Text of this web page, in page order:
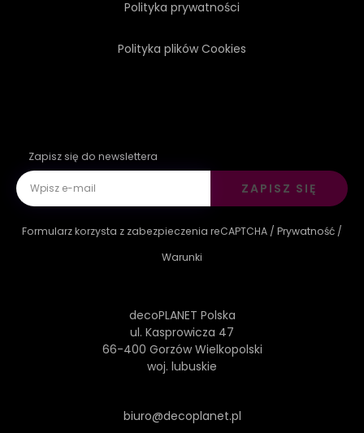
Polityka prywatności
Polityka plików Cookies
Zapisz się do newslettera
ZAPISZ SIĘ
Formularz korzysta z zabezpieczenia reCAPTCHA / Prywatność /
Warunki
decoPLANET Polska
ul. Kasprowicza 47
66-400 Gorzów Wielkopolski
woj. lubuskie
biuro@decoplanet.pl